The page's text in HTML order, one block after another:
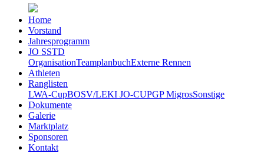
Home
Vorstand
Jahresprogramm
JO SSTD
OrganisationTeamplanbuchExterne Rennen
Athleten
Ranglisten
LWA-CupBOSV/LEKI JO-CUPGP MigrosSonstige
Dokumente
Galerie
Marktplatz
Sponsoren
Kontakt